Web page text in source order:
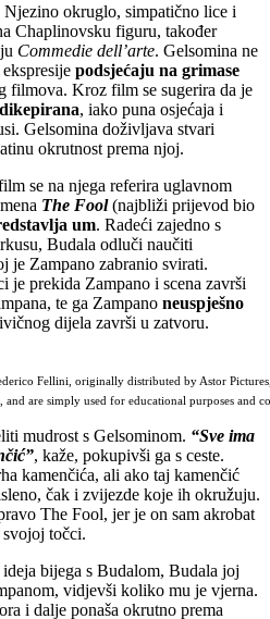
Njezino okruglo, simpatično lice i
Chaplinovsku figuru, također
Commedie dell’arte. Gelsomina ne
podsjećaju na grimase
filmova. Kroz film se sugerira da je
, iako puna osjećaja i
Gelsomina doživljava stvari
okrutnost prema njoj.
se na njega referira uglavnom
The Fool(najbliži prijevod bio
um. Radeći zajedno s
Budala odluči naučiti
je Zampano zabranio svirati.
je prekida Zampano i scena završi
te ga Zampano neuspješno
dijela završi u zatvoru.
Fellini, originally distributed by Astor
are simply used for educational purposes and
mudrost s Gelsominom. “Sve ima
, kaže, pokupivši ga s ceste.
kamenčića, ali ako taj kamenčić
čak i zvijezde koje ih okružuju.
The Fool, jer je on sam akrobat
točci.
bijega s Budalom, Budala joj
vidjevši koliko mu je vjerna.
i dalje ponaša okrutno prema